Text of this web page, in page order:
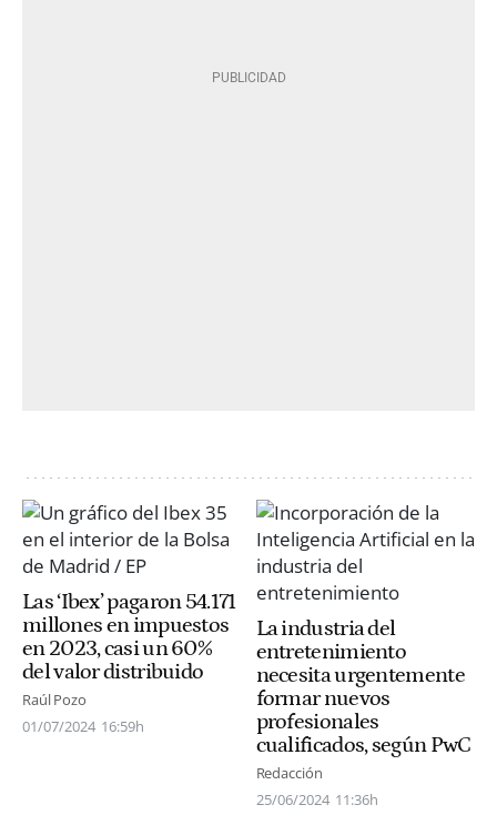
Las ‘Ibex’ pagaron 54.171
millones en impuestos
en 2023, casi un 60%
del valor distribuido
Raúl Pozo
01/07/2024 16:59h
La industria del
entretenimiento
necesita urgentemente
formar nuevos
profesionales
cualificados, según PwC
Redacción
25/06/2024 11:36h